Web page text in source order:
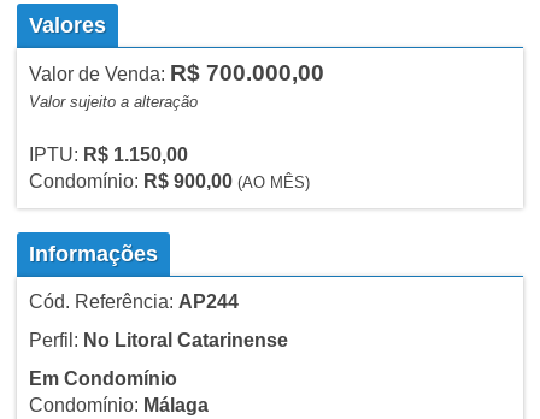
Valores
Valor de Venda: R$ 700.000,00
Valor sujeito a alteração
IPTU: R$ 1.150,00
Condomínio: R$ 900,00 (AO MÊS)
Informações
Cód. Referência: AP244
Perfil: No Litoral Catarinense
Em Condomínio
Condomínio: Málaga